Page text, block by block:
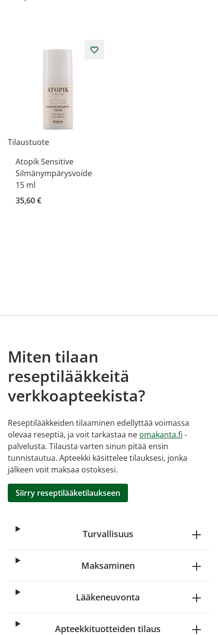
Tilaustuote
Atopik Sensitive
Silmänympärysvoide
15 ml
35,60 €
Miten tilaan
reseptilääkkeitä
verkkoapteekista?
Reseptilääkkeiden tilaaminen edellyttää voimassa
olevaa reseptiä, ja voit tarkastaa ne omakanta.fi -
palvelusta. Tilausta varten sinun pitää ensin
tunnistautua. Apteekki käsittelee tilauksesi, jonka
jälkeen voit maksaa ostoksesi.
Siirry reseptilääketilaukseen
Turvallisuus
Maksaminen
Lääkeneuvonta
Apteekkituotteiden tilaus